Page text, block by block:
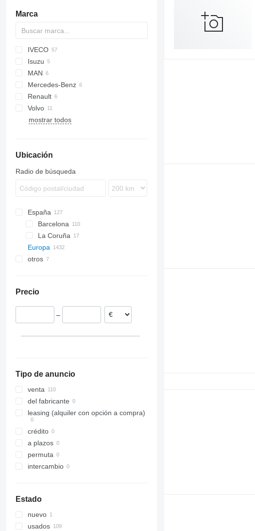
Marca
BM
XF
IVECO
Daily
EuroCargo
Eurotech
Eurotrakker
Stralis
Trakker
Isuzu
NPR
NQR
MAN
F90
TGM
TGX
Mercedes-Benz
Actros
Atego
Econic
Canter
Renault
Midlum
Premium
R-series
Volvo
FL
mostrar todos
Ubicación
Radio de búsqueda
España
Barcelona
La Coruña
Europa
Vicenza
Florence
Dinamarca
Portugal
otros
Precio
–
Tipo de anuncio
venta
del fabricante
leasing (alquiler con opción a compra)
crédito
a plazos
permuta
intercambio
Estado
nuevo
usados